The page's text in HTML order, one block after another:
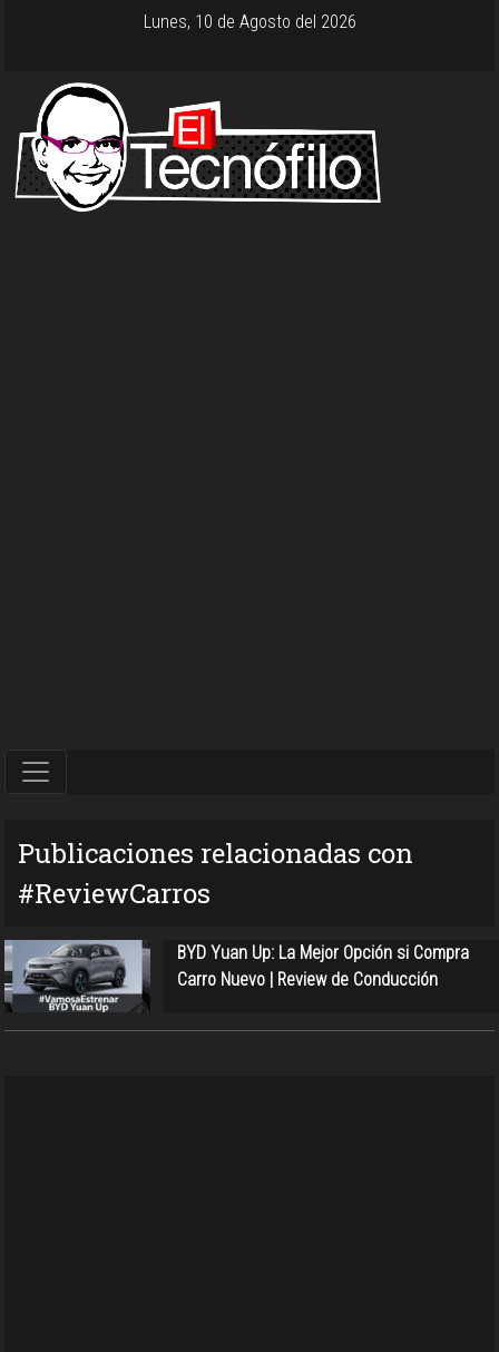
Lunes, 10 de Agosto del 2026
Publicaciones relacionadas con
#ReviewCarros
BYD Yuan Up: La Mejor Opción si Compra
Carro Nuevo | Review de Conducción